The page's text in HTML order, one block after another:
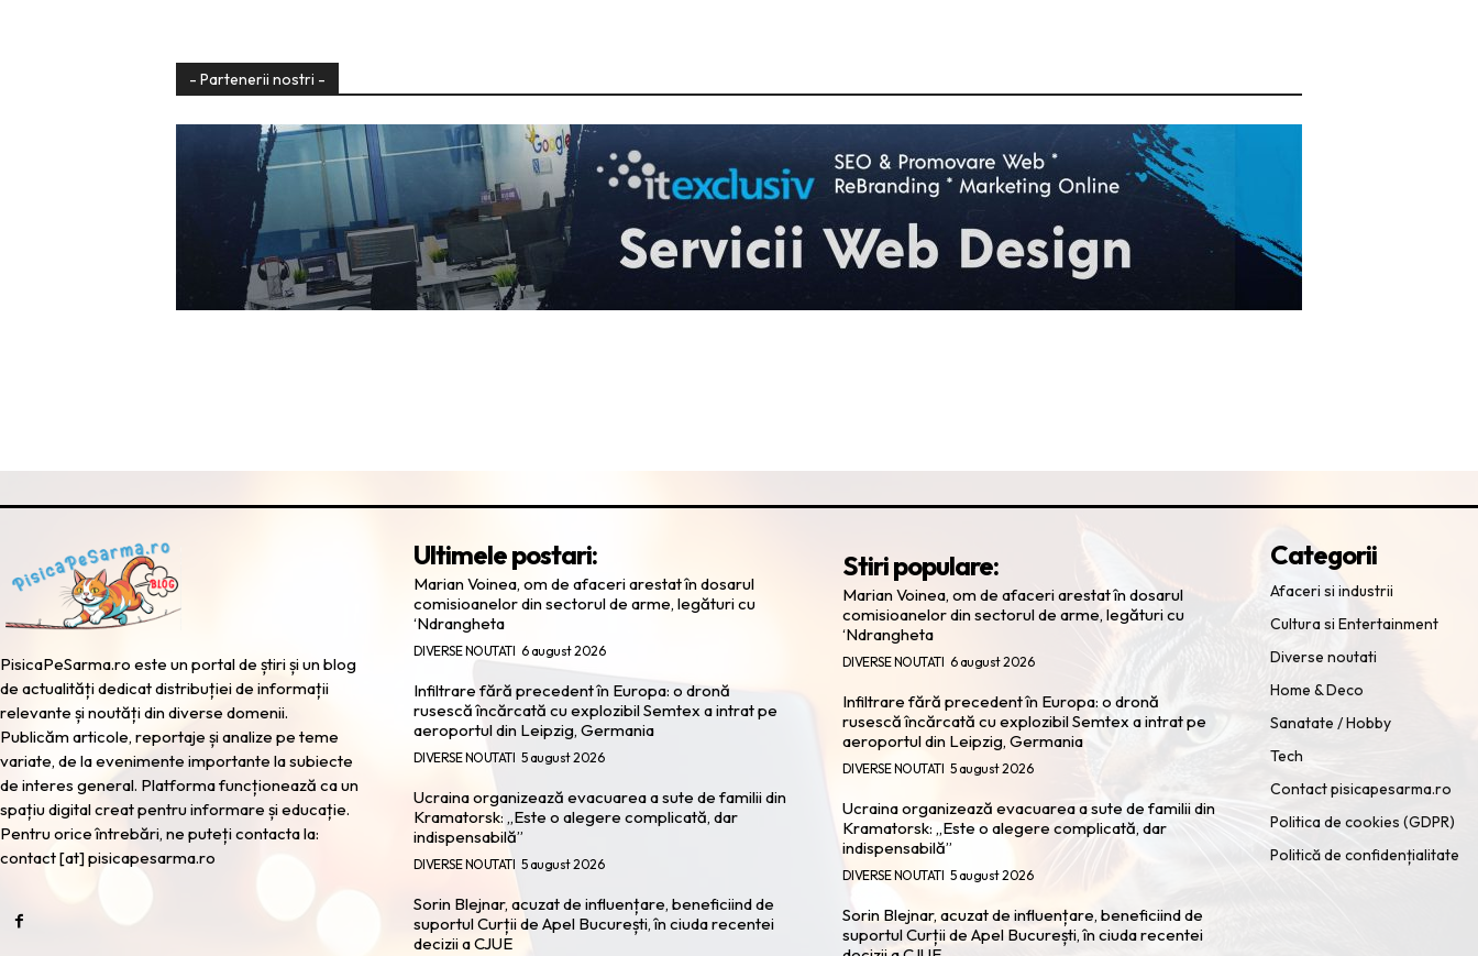
- Partenerii nostri -
PisicaPeSarma.ro este un portal de știri și un blog
de actualități dedicat distribuției de informații
relevante și noutăți din diverse domenii.
Publicăm articole, reportaje și analize pe teme
variate, de la evenimente importante la subiecte
de interes general. Platforma funcționează ca un
spațiu digital creat pentru informare și educație.
Pentru orice întrebări, ne puteți contacta la:
contact [at] pisicapesarma.ro
Ultimele postari:
Marian Voinea, om de afaceri arestat în dosarul
comisioanelor din sectorul de arme, legături cu
‘Ndrangheta
DIVERSE NOUTATI 6 august 2026
Infiltrare fără precedent în Europa: o dronă
rusescă încărcată cu explozibil Semtex a intrat pe
aeroportul din Leipzig, Germania
DIVERSE NOUTATI 5 august 2026
Ucraina organizează evacuarea a sute de familii din
Kramatorsk: „Este o alegere complicată, dar
indispensabilă”
DIVERSE NOUTATI 5 august 2026
Sorin Blejnar, acuzat de influențare, beneficiind de
suportul Curții de Apel București, în ciuda recentei
decizii a CJUE
Stiri populare:
Marian Voinea, om de afaceri arestat în dosarul
comisioanelor din sectorul de arme, legături cu
‘Ndrangheta
DIVERSE NOUTATI 6 august 2026
Infiltrare fără precedent în Europa: o dronă
rusescă încărcată cu explozibil Semtex a intrat pe
aeroportul din Leipzig, Germania
DIVERSE NOUTATI 5 august 2026
Ucraina organizează evacuarea a sute de familii din
Kramatorsk: „Este o alegere complicată, dar
indispensabilă”
DIVERSE NOUTATI 5 august 2026
Sorin Blejnar, acuzat de influențare, beneficiind de
suportul Curții de Apel București, în ciuda recentei
Categorii
Afaceri si industrii
Cultura si Entertainment
Diverse noutati
Home & Deco
Sanatate / Hobby
Tech
Contact pisicapesarma.ro
Politica de cookies (GDPR)
Politică de confidențialitate